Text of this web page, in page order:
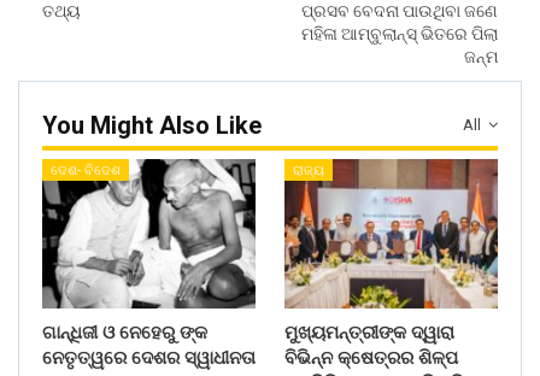
ତଥ୍ୟ
ପ୍ରସବ ବେଦନା ପାଉଥିବା ଜଣେ
ମହିଳା ଆମ୍ବୁଲାନ୍‌ସ୍ ଭିତରେ ପିଲା
ଜନ୍ମ
All
You Might Also Like
ଦେଶ- ବିଦେଶ
ଗାନ୍ଧିଜୀ ଓ ନେହେରୁ ଙ୍କ
ନେତୃତ୍ୱରେ ଦେଶର ସ୍ୱାଧୀନତା
ରାଜ୍ୟ
ମୁଖ୍ୟମନ୍ତ୍ରୀଙ୍କ ଦ୍ୱାରା
ବିଭିନ୍ନ କ୍ଷେତ୍ରର ଶିଳ୍ପ